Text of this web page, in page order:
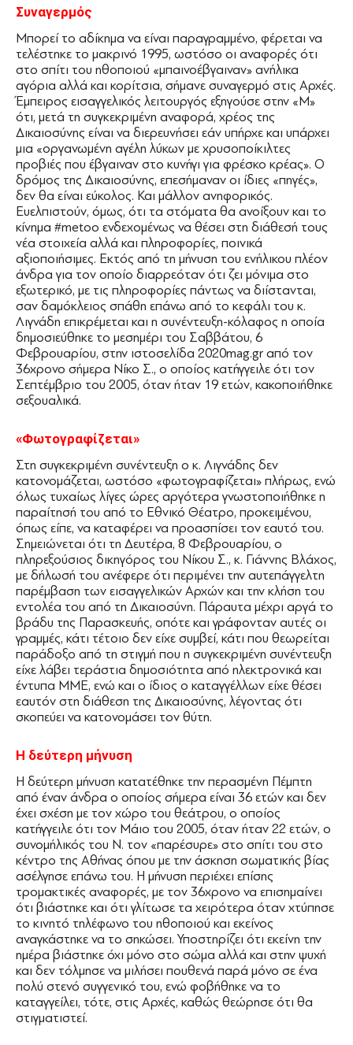
Συναγερμός
Μπορεί το αδίκημα να είναι παραγραμμένο, φέρεται να
τελέστηκε το μακρινό 1995, ωστόσο οι αναφορές ότι
στο σπίτι του ηθοποιού «μπαινοέβγαιναν» ανήλικα
αγόρια αλλά και κορίτσια, σήμανε συναγερμό στις Αρχές.
Έμπειρος εισαγγελικός λειτουργός εξηγούσε στην «Μ»
ότι, μετά τη συγκεκριμένη αναφορά, χρέος της
∆ικαιοσύνης είναι να διερευνήσει εάν υπήρχε και υπάρχει
μια «οργανωμένη αγέλη λύκων με χρυσοποίκιλτες
προβιές που έβγαιναν στο κυνήγι για φρέσκο κρέας». Ο
δρόμος της ∆ικαιοσύνης, επεσήμαναν οι ίδιες «πηγές»,
δεν θα είναι εύκολος. Και μάλλον ανηφορικός.
Ευελπιστούν, όμως, ότι τα στόματα θα ανοίξουν και το
κίνημα #metoo ενδεχομένως να θέσει στη διάθεσή τους
νέα στοιχεία αλλά και πληροφορίες, ποινικά
αξιοποιήσιμες. Εκτός από τη μήνυση του ενήλικου πλέον
άνδρα για τον οποίο διαρρεόταν ότι ζει μόνιμα στο
εξωτερικό, με τις πληροφορίες πάντως να διίστανται,
σαν δαμόκλειος σπάθη επάνω από το κεφάλι του κ.
Λιγνάδη επικρέμεται και η συνέντευξη-κόλαφος η οποία
δημοσιεύθηκε το μεσημέρι του Σαββάτου, 6
Φεβρουαρίου, στην ιστοσελίδα 2020mag.gr από τον
36χρονο σήμερα Νίκο Σ., ο οποίος κατήγγειλε ότι τον
Σεπτέμβριο του 2005, όταν ήταν 19 ετών, κακοποιήθηκε
σεξουαλικά.
«Φωτογραφίζεται»
Στη συγκεκριμένη συνέντευξη ο κ. Λιγνάδης δεν
κατονομάζεται, ωστόσο «φωτογραφίζεται» πλήρως, ενώ
όλως τυχαίως λίγες ώρες αργότερα γνωστοποιήθηκε η
παραίτησή του από το Εθνικό Θέατρο, προκειμένου,
όπως είπε, να καταφέρει να προασπίσει τον εαυτό του.
Σημειώνεται ότι τη ∆ευτέρα, 8 Φεβρουαρίου, ο
πληρεξούσιος δικηγόρος του Νίκου Σ., κ. Γιάννης Βλάχος,
με δήλωσή του ανέφερε ότι περιμένει την αυτεπάγγελτη
παρέμβαση των εισαγγελικών Αρχών και την κλήση του
εντολέα του από τη ∆ικαιοσύνη. Πάραυτα μέχρι αργά το
βράδυ της Παρασκευής, οπότε και γράφονταν αυτές οι
γραμμές, κάτι τέτοιο δεν είχε συμβεί, κάτι που θεωρείται
παράδοξο από τη στιγμή που η συγκεκριμένη συνέντευξη
είχε λάβει τεράστια δημοσιότητα από ηλεκτρονικά και
έντυπα ΜΜΕ, ενώ και ο ίδιος ο καταγγέλλων είχε θέσει
εαυτόν στη διάθεση της ∆ικαιοσύνης, λέγοντας ότι
σκοπεύει να κατονομάσει τον θύτη.
Η δεύτερη μήνυση
Η δεύτερη μήνυση κατατέθηκε την περασμένη Πέμπτη
από έναν άνδρα ο οποίος σήμερα είναι 36 ετών και δεν
έχει σχέση με τον χώρο του θεάτρου, ο οποίος
κατήγγειλε ότι τον Μάιο του 2005, όταν ήταν 22 ετών, ο
συνομήλικός του Ν. τον «παρέσυρε» στο σπίτι του στο
κέντρο της Αθήνας όπου με την άσκηση σωματικής βίας
ασέλγησε επάνω του. Η μήνυση περιέχει επίσης
τρομακτικές αναφορές, με τον 36χρονο να επισημαίνει
ότι βιάστηκε και ότι γλίτωσε τα χειρότερα όταν χτύπησε
το κινητό τηλέφωνο του ηθοποιού και εκείνος
αναγκάστηκε να το σηκώσει. Υποστηρίζει ότι εκείνη την
ημέρα βιάστηκε όχι μόνο στο σώμα αλλά και στην ψυχή
και δεν τόλμησε να μιλήσει πουθενά παρά μόνο σε ένα
πολύ στενό συγγενικό του, ενώ φοβήθηκε να το
καταγγείλει, τότε, στις Αρχές, καθώς θεώρησε ότι θα
στιγματιστεί.